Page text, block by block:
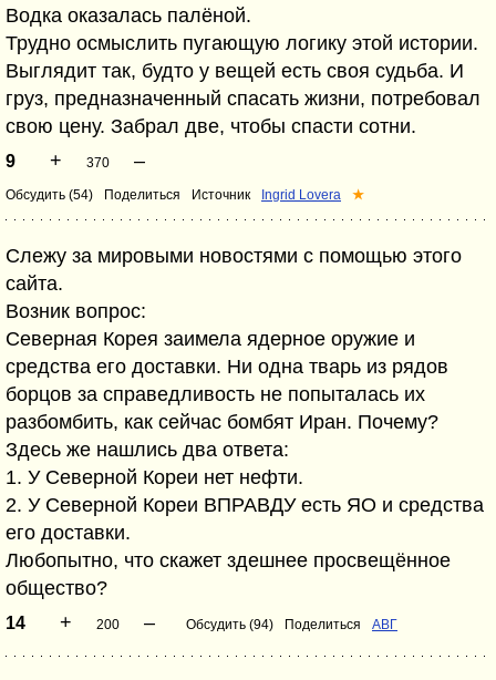
Водка оказалась палёной.
Трудно осмыслить пугающую логику этой истории.
Выглядит так, будто у вещей есть своя судьба. И
груз, предназначенный спасать жизни, потребовал
свою цену. Забрал две, чтобы спасти сотни.
9 + 370 –
Обсудить (54) Поделиться Источник Ingrid Lovera ★
Слежу за мировыми новостями с помощью этого
сайта.
Возник вопрос:
Северная Корея заимела ядерное оружие и
средства его доставки. Ни одна тварь из рядов
борцов за справедливость не попыталась их
разбомбить, как сейчас бомбят Иран. Почему?
Здесь же нашлись два ответа:
1. У Северной Кореи нет нефти.
2. У Северной Кореи ВПРАВДУ есть ЯО и средства
его доставки.
Любопытно, что скажет здешнее просвещённое
общество?
14 + 200 – Обсудить (94) Поделиться АВГ